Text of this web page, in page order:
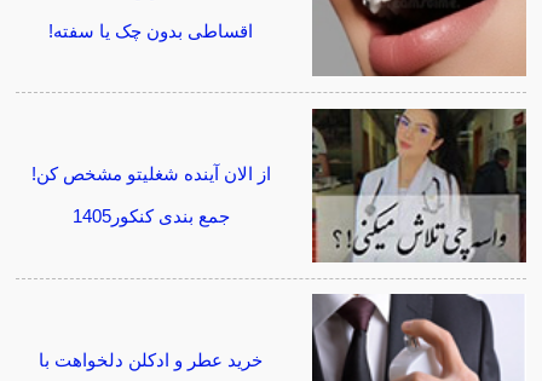
اقساطی بدون چک یا سفته!
از الان آینده شغلیتو مشخص کن!
جمع بندی کنکور1405
خرید عطر و ادکلن دلخواهت با